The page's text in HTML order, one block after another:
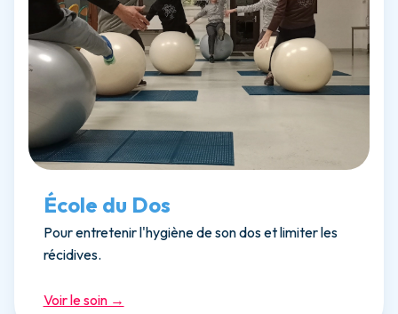
École du Dos
Pour entretenir l'hygiène de son dos et limiter les
récidives.
Voir le soin →